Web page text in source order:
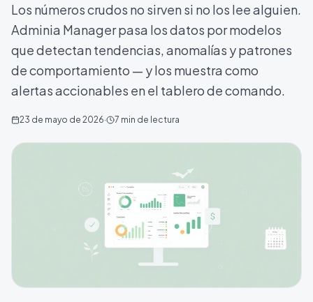
Los números crudos no sirven si no los lee alguien.
Adminia Manager pasa los datos por modelos
que detectan tendencias, anomalías y patrones
de comportamiento — y los muestra como
alertas accionables en el tablero de comando.
23 de mayo de 2026· 7 min de lectura